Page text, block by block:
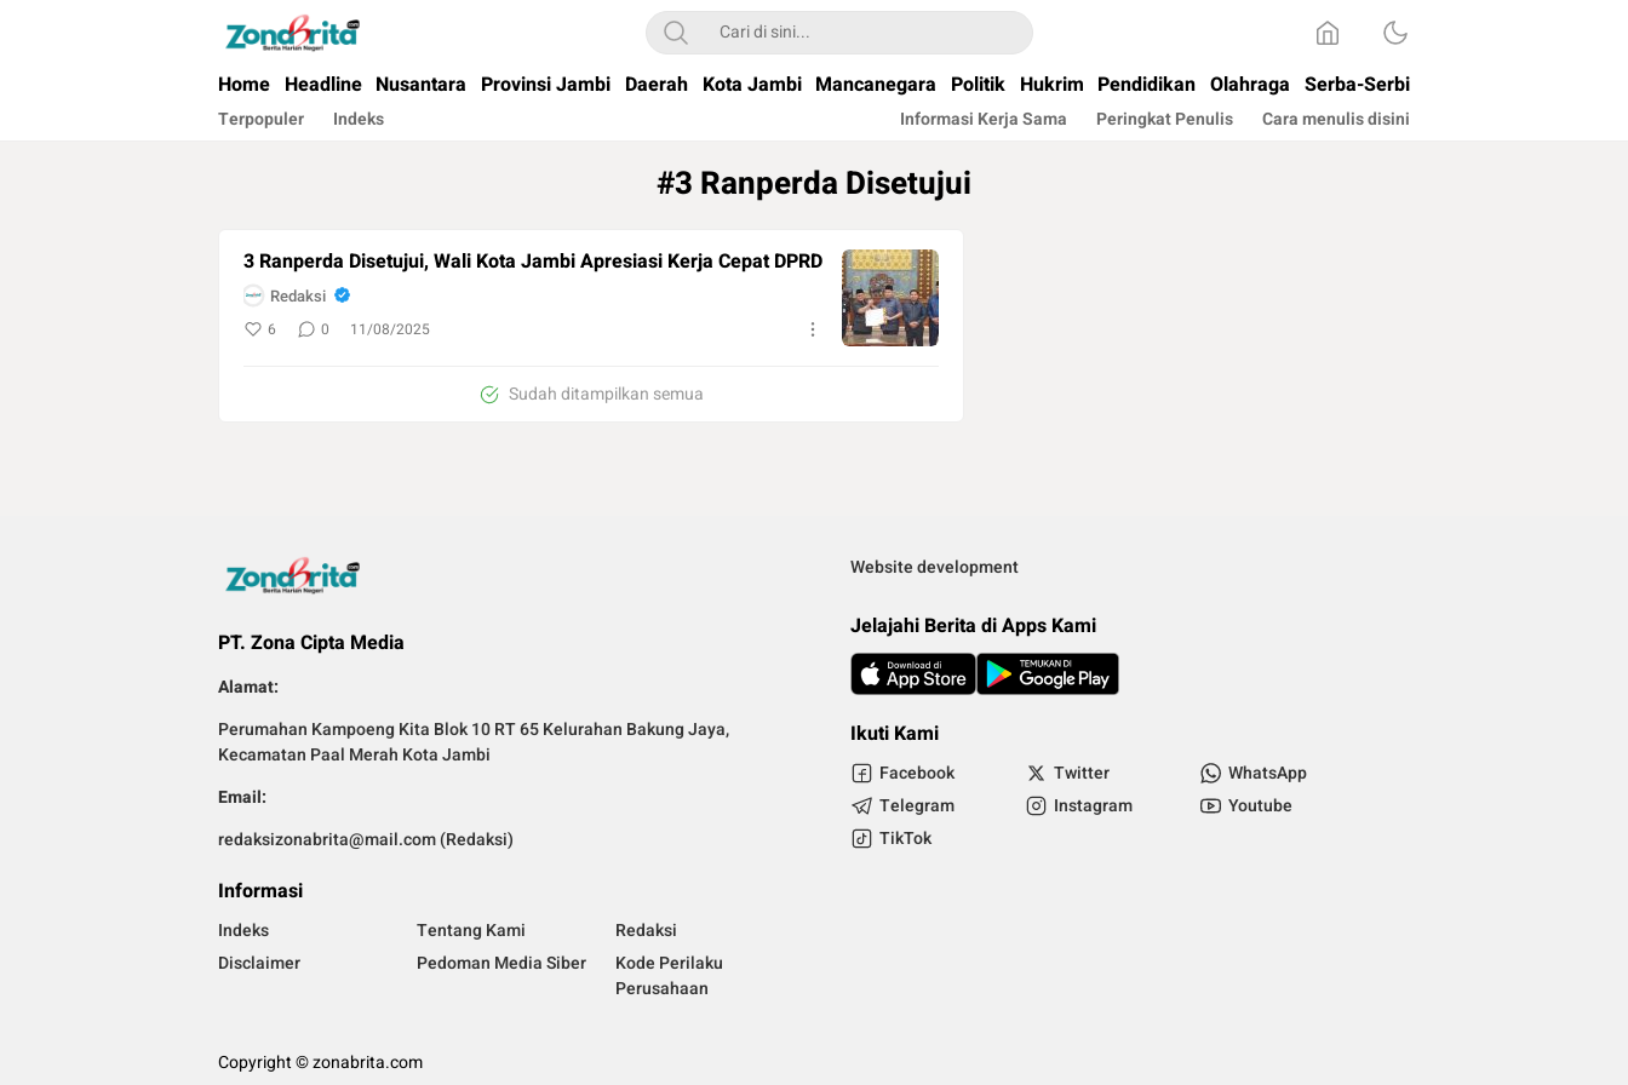
Berita Harian Negeri
Home Headline Nusantara Provinsi Jambi Daerah Kota Jambi Mancanegara Politik Hukrim Pendidikan Olahraga Serba-Serbi
Terpopuler Indeks Informasi Kerja Sama Peringkat Penulis Cara menulis disini
#3 Ranperda Disetujui
3 Ranperda Disetujui, Wali Kota Jambi Apresiasi Kerja Cepat DPRD
Redaksi
6 0 11/08/2025
Sudah ditampilkan semua
PT. Zona Cipta Media
Alamat:
Perumahan Kampoeng Kita Blok 10 RT 65 Kelurahan Bakung Jaya,
Kecamatan Paal Merah Kota Jambi
Email:
redaksizonabrita@mail.com (Redaksi)
Informasi
Indeks Tentang Kami
Redaksi
Disclaimer
Pedoman Media Siber
Kode Perilaku
Perusahaan
Website development
Jelajahi Berita di Apps Kami
Ikuti Kami
Facebook Twitter
WhatsApp
Telegram
Instagram
Youtube
TikTok
Copyright © zonabrita.com